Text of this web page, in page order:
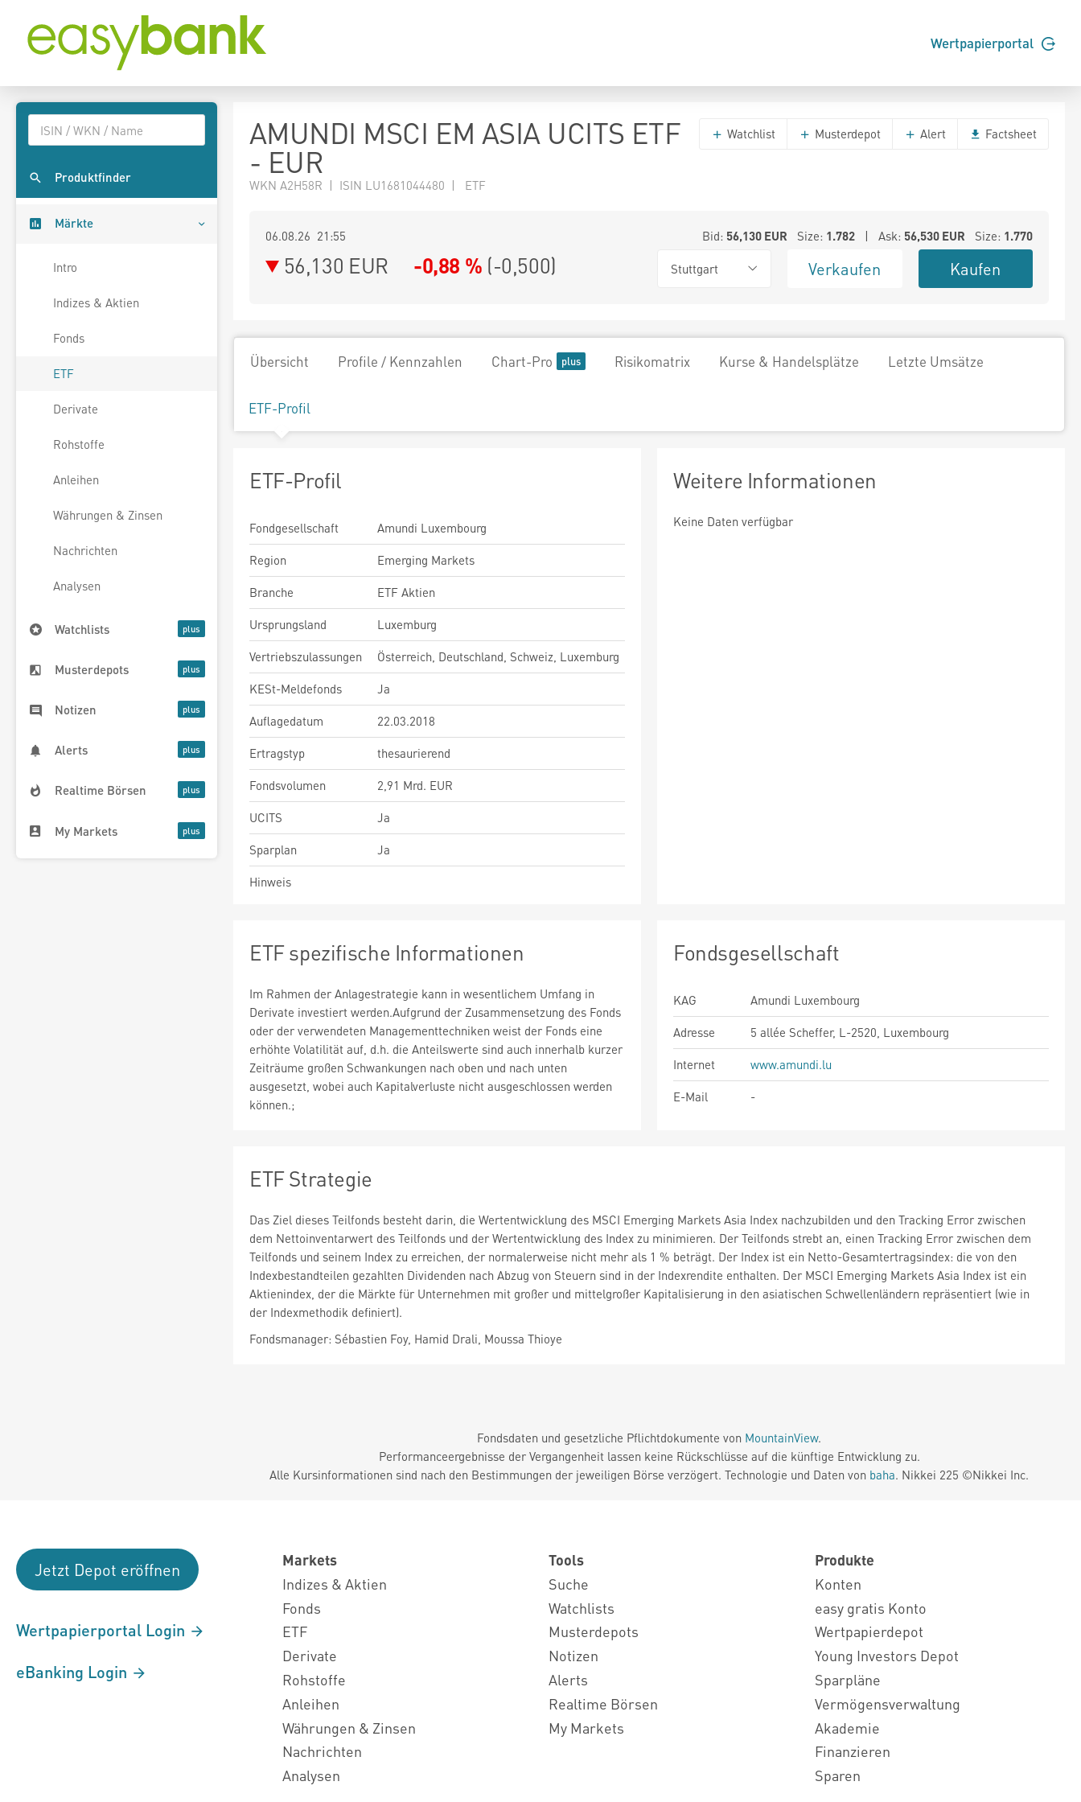
Wertpapierportal
Produktfinder
Märkte
Intro
Indizes & Aktien
Fonds
ETF
Derivate
Rohstoffe
Anleihen
Währungen & Zinsen
Nachrichten
Analysen
Watchlists
Musterdepots
Notizen
Alerts
Realtime Börsen
My Markets
AMUNDI MSCI EM ASIA UCITS ETF
- EUR
WKN A2H58R | ISIN LU1681044480 | ETF
Watchlist Musterdepot Alert Factsheet
06.08.26 21:55 Bid: 56,130EUR Size: 1.782| Ask: 56,530EUR Size: 1.770
56,130 EUR -0,88 % (-0,500) Stuttgart Verkaufen Kaufen
Übersicht Profile / Kennzahlen Chart-Pro Risikomatrix Kurse & Handelsplätze Letzte Umsätze
ETF-Profil
ETF-Profil
Fondgesellschaft
Amundi Luxembourg
Region
Emerging Markets
Branche
ETF Aktien
Ursprungsland
Luxemburg
Vertriebszulassungen
Österreich, Deutschland, Schweiz, Luxemburg
KESt-Meldefonds
Ja
Auflagedatum
22.03.2018
Ertragstyp
thesaurierend
Fondsvolumen
2,91 Mrd. EUR
UCITS
Ja
Sparplan
Ja
Hinweis
Weitere Informationen
Keine Daten verfügbar
ETF spezifische Informationen
Im Rahmen der Anlagestrategie kann in wesentlichem Umfang in
Derivate investiert werden.Aufgrund der Zusammensetzung des Fonds
oder der verwendeten Managementtechniken weist der Fonds eine
erhöhte Volatilität auf, d.h. die Anteilswerte sind auch innerhalb kurzer
Zeiträume großen Schwankungen nach oben und nach unten
ausgesetzt, wobei auch Kapitalverluste nicht ausgeschlossen werden
können.;
Fondsgesellschaft
KAG
Amundi Luxembourg
Adresse
5 allée Scheffer, L-2520, Luxembourg
Internet
www.amundi.lu
E-Mail
-
ETF Strategie
Das Ziel dieses Teilfonds besteht darin, die Wertentwicklung des MSCI Emerging Markets Asia Index nachzubilden und den Tracking Error zwischen
dem Nettoinventarwert des Teilfonds und der Wertentwicklung des Index zu minimieren. Der Teilfonds strebt an, einen Tracking Error zwischen dem
Teilfonds und seinem Index zu erreichen, der normalerweise nicht mehr als 1 % beträgt. Der Index ist ein Netto-Gesamtertragsindex: die von den
Indexbestandteilen gezahlten Dividenden nach Abzug von Steuern sind in der Indexrendite enthalten. Der MSCI Emerging Markets Asia Index ist ein
Aktienindex, der die Märkte für Unternehmen mit großer und mittelgroßer Kapitalisierung in den asiatischen Schwellenländern repräsentiert (wie in
der Indexmethodik definiert).
Fondsmanager: Sébastien Foy, Hamid Drali, Moussa Thioye
Fondsdaten und gesetzliche Pflichtdokumente von MountainView.
Performanceergebnisse der Vergangenheit lassen keine Rückschlüsse auf die künftige Entwicklung zu.
Alle Kursinformationen sind nach den Bestimmungen der jeweiligen Börse verzögert. Technologie und Daten von baha. Nikkei 225 ©Nikkei Inc.
Jetzt Depot eröffnen
Wertpapierportal Login
eBanking Login
Markets
Indizes & Aktien
Fonds
ETF
Derivate
Rohstoffe
Anleihen
Währungen & Zinsen
Nachrichten
Analysen
Tools
Suche
Watchlists
Musterdepots
Notizen
Alerts
Realtime Börsen
My Markets
Produkte
Konten
easy gratis Konto
Wertpapierdepot
Young Investors Depot
Sparpläne
Vermögensverwaltung
Akademie
Finanzieren
Sparen